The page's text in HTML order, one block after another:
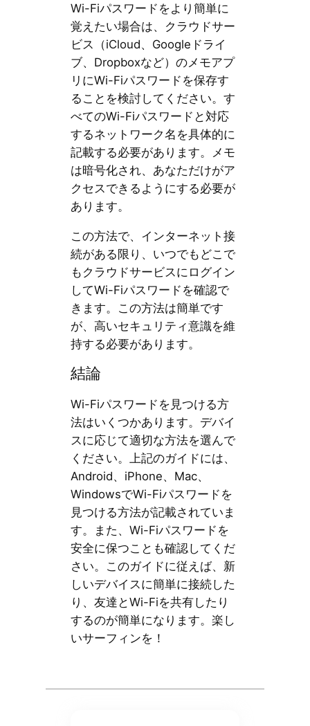
Wi-Fiパスワードをより簡単に
覚えたい場合は、クラウドサー
ビス（iCloud、Googleドライ
ブ、Dropboxなど）のメモアプ
リにWi-Fiパスワードを保存す
ることを検討してください。す
べてのWi-Fiパスワードと対応
するネットワーク名を具体的に
記載する必要があります。メモ
は暗号化され、あなただけがア
クセスできるようにする必要が
あります。
この方法で、インターネット接
続がある限り、いつでもどこで
もクラウドサービスにログイン
してWi-Fiパスワードを確認で
きます。この方法は簡単です
が、高いセキュリティ意識を維
持する必要があります。
結論
Wi-Fiパスワードを見つける方
法はいくつかあります。デバイ
スに応じて適切な方法を選んで
ください。上記のガイドには、
Android、iPhone、Mac、
WindowsでWi-Fiパスワードを
見つける方法が記載されていま
す。また、Wi-Fiパスワードを
安全に保つことも確認してくだ
さい。このガイドに従えば、新
しいデバイスに簡単に接続した
り、友達とWi-Fiを共有したり
するのが簡単になります。楽し
いサーフィンを！